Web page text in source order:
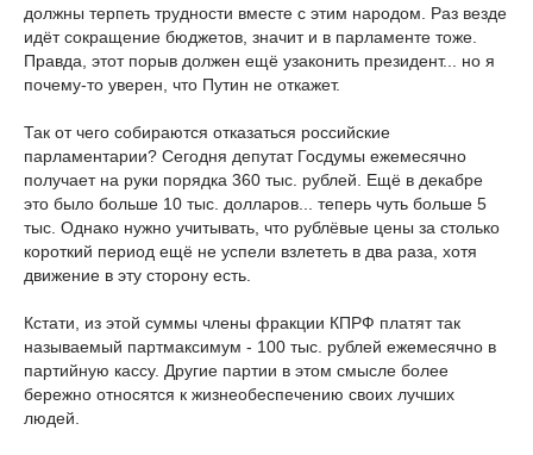
должны терпеть трудности вместе с этим народом. Раз везде
идёт сокращение бюджетов, значит и в парламенте тоже.
Правда, этот порыв должен ещё узаконить президент... но я
почему-то уверен, что Путин не откажет.
Так от чего собираются отказаться российские
парламентарии? Сегодня депутат Госдумы ежемесячно
получает на руки порядка 360 тыс. рублей. Ещё в декабре
это было больше 10 тыс. долларов... теперь чуть больше 5
тыс. Однако нужно учитывать, что рублёвые цены за столько
короткий период ещё не успели взлететь в два раза, хотя
движение в эту сторону есть.
Кстати, из этой суммы члены фракции КПРФ платят так
называемый партмаксимум - 100 тыс. рублей ежемесячно в
партийную кассу. Другие партии в этом смысле более
бережно относятся к жизнеобеспечению своих лучших
людей.